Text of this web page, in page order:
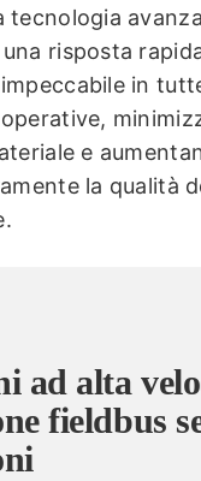
tecnologia
risposta
in
e
la qualità
ad alta
fieldbus